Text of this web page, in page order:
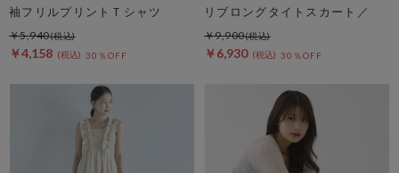
袖フリルプリントＴシャツ
￥4,158 30％OFF
￥5,940
リブロングタイトスカート／
￥6,930 30％OFF
￥9,900